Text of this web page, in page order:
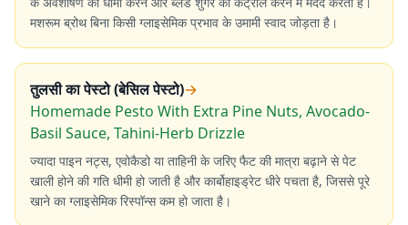
मशरूम ब्रोथ बिना किसी ग्लाइसेमिक प्रभाव के उमामी स्वाद जोड़ता है।
तुलसी का पेस्टो (बेसिल पेस्टो)→
Homemade Pesto With Extra Pine Nuts, Avocado-
Basil Sauce, Tahini-Herb Drizzle
ज्यादा पाइन नट्स, एवोकैडो या ताहिनी के जरिए फैट की मात्रा बढ़ाने से पेट
खाली होने की गति धीमी हो जाती है और कार्बोहाइड्रेट धीरे पचता है, जिससे पूरे
खाने का ग्लाइसेमिक रिस्पॉन्स कम हो जाता है।